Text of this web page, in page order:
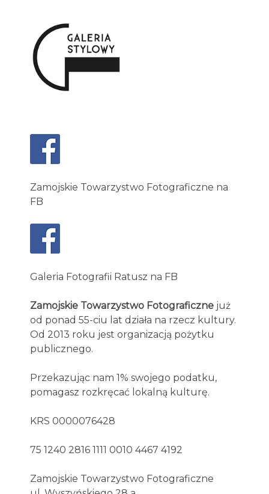
Zamojskie Towarzystwo Fotograficzne na
FB
Galeria Fotografii Ratusz na FB
Zamojskie Towarzystwo Fotograficzne już
od ponad 55-ciu lat działa na rzecz kultury.
Od 2013 roku jest organizacją pożytku
publicznego.
Przekazując nam 1% swojego podatku,
pomagasz rozkręcać lokalną kulturę.
KRS 0000076428
75 1240 2816 1111 0010 4467 4192
Zamojskie Towarzystwo Fotograficzne